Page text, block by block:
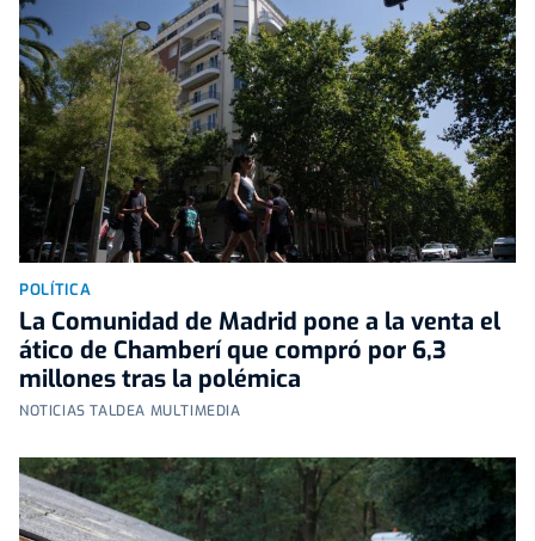
POLÍTICA
La Comunidad de Madrid pone a la venta el
ático de Chamberí que compró por 6,3
millones tras la polémica
NOTICIAS TALDEA MULTIMEDIA